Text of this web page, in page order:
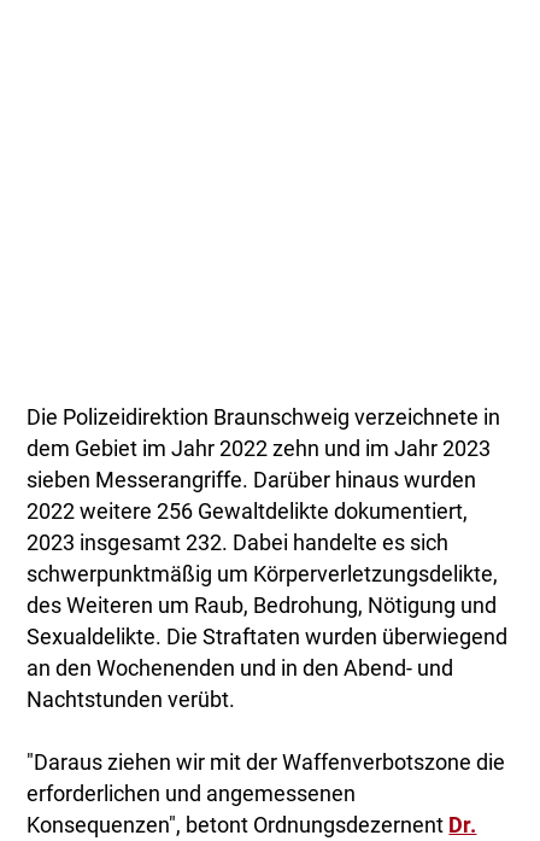
Die Polizeidirektion Braunschweig verzeichnete in
dem Gebiet im Jahr 2022 zehn und im Jahr 2023
sieben Messerangriffe. Darüber hinaus wurden
2022 weitere 256 Gewaltdelikte dokumentiert,
2023 insgesamt 232. Dabei handelte es sich
schwerpunktmäßig um Körperverletzungsdelikte,
des Weiteren um Raub, Bedrohung, Nötigung und
Sexualdelikte. Die Straftaten wurden überwiegend
an den Wochenenden und in den Abend- und
Nachtstunden verübt.
"Daraus ziehen wir mit der Waffenverbotszone die
erforderlichen und angemessenen
Konsequenzen", betont Ordnungsdezernent Dr.